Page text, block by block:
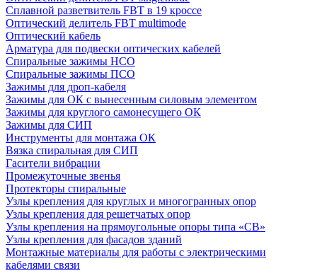
Сплавной разветвитель FBT в 19 кроссе
Оптический делитель FBT multimode
Оптический кабель
Арматура для подвески оптических кабелей
Спиральные зажимы НСО
Спиральные зажимы ПСО
Зажимы для дроп-кабеля
Зажимы для ОК с вынесенным силовым элементом
Зажимы для круглого самонесущего ОК
Зажимы для СИП
Инструменты для монтажа ОК
Вязка спиральная для СИП
Гасители вибрации
Промежуточные звенья
Протекторы спиральные
Узлы крепления для круглых и многогранных опор
Узлы крепления для решетчатых опор
Узлы крепления на прямоугольные опоры типа «СВ»
Узлы крепления для фасадов зданий
Монтажные материалы для работы с электрическими
кабелями связи